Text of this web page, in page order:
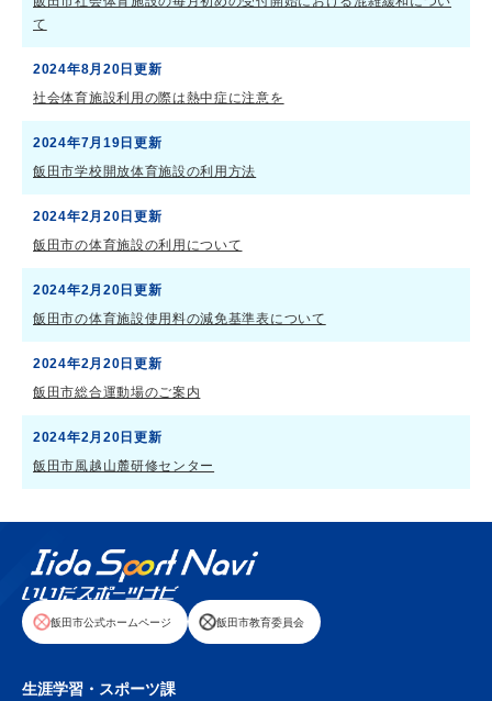
て
2024年8月20日更新
社会体育施設利用の際は熱中症に注意を
2024年7月19日更新
飯田市学校開放体育施設の利用方法
2024年2月20日更新
飯田市の体育施設の利用について
2024年2月20日更新
飯田市の体育施設使用料の減免基準表について
2024年2月20日更新
飯田市総合運動場のご案内
2024年2月20日更新
飯田市風越山麓研修センター
飯田市公式ホームページ 飯田市教育委員会
生涯学習・スポーツ課